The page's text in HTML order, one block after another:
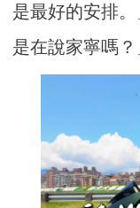
是最好的安排
是在說家寧嗎？